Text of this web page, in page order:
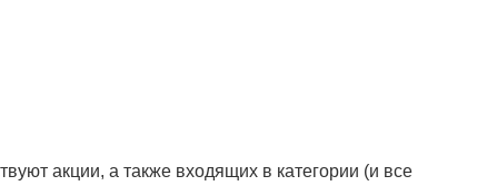
акции, а также входящих в категории (и все